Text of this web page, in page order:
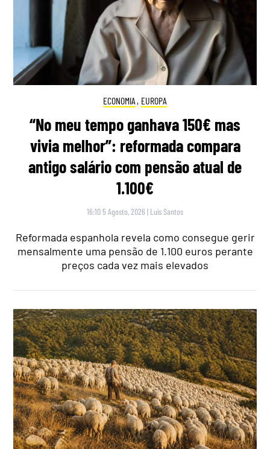
ECONOMIA , EUROPA
“No meu tempo ganhava 150€ mas
vivia melhor”: reformada compara
antigo salário com pensão atual de
1.100€
16:10 5 Agosto, 2026 | Luís Santos
Reformada espanhola revela como consegue gerir
mensalmente uma pensão de 1.100 euros perante
preços cada vez mais elevados